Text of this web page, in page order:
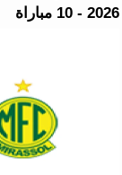
2026 - 10 مباراة